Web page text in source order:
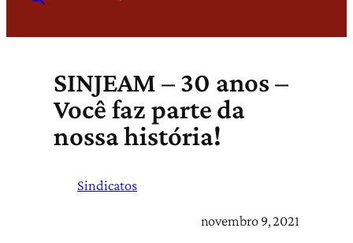
SINJEAM – 30 anos –
Você faz parte da
nossa história!
Sindicatos
novembro 9, 2021